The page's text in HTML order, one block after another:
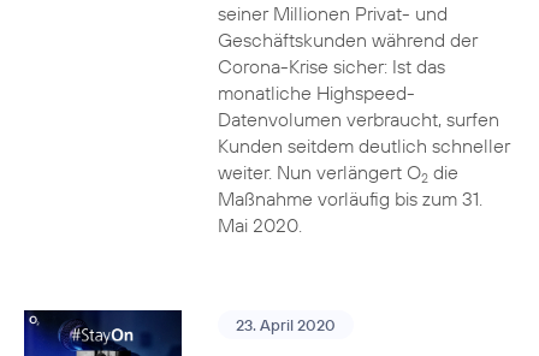
seiner Millionen Privat- und
Geschäftskunden während der
Corona-Krise sicher: Ist das
monatliche Highspeed-
Datenvolumen verbraucht, surfen
Kunden seitdem deutlich schneller
weiter. Nun verlängert O2die
Maßnahme vorläufig bis zum 31.
Mai 2020.
23. April 2020